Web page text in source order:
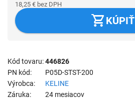
18,25 € bez DPH
KÚPIŤ
Kód tovaru 446826
PN kód
P05D-STST-200
Výrobca
KELINE
Záruka
24 mesiacov